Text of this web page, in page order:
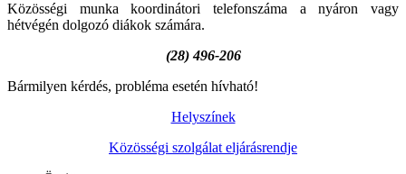
Közösségi munka koordinátori telefonszáma a nyáron vagy
hétvégén dolgozó diákok számára.
(28) 496-206
Bármilyen kérdés, probléma esetén hívható!
Helyszínek
Közösségi szolgálat eljárásrendje